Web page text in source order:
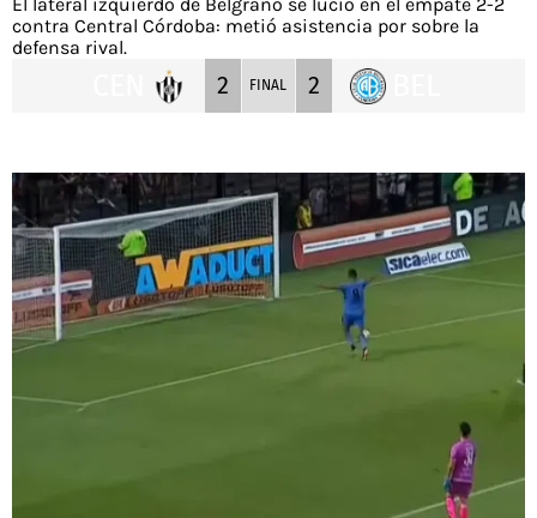
contra Central Córdoba: metió asistencia por sobre la
defensa rival.
2 FINAL 2